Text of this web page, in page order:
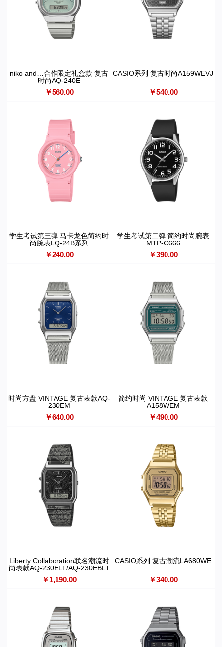
niko and…合作限定礼盒款 复古
时尚AQ-240E
￥560.00
CASIO系列 复古时尚A159WEVJ
￥540.00
学生考试第三弹 马卡龙色简约时
尚腕表LQ-24B系列
￥240.00
学生考试第二弹 简约时尚腕表
MTP-C666
￥390.00
时尚方盘 VINTAGE 复古表款AQ-
230EM
￥640.00
简约时尚 VINTAGE 复古表款
A158WEM
￥490.00
Liberty Collaboration联名潮流时
尚表款AQ-230ELT/AQ-230EBLT
￥1,190.00
CASIO系列 复古潮流LA680WE
￥340.00